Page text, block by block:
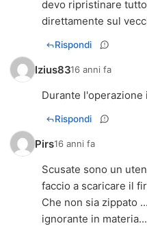
devo ripristinare
direttamente sul
Rispondi
Izius8316 anni fa
Durante
Rispondi
Pirs16 anni fa
Scusate sono un
faccio a scaricare il
Che non sia zippato
ignorante in